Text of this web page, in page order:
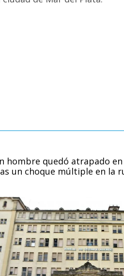
hombre quedó atrapado
un choque múltiple en la